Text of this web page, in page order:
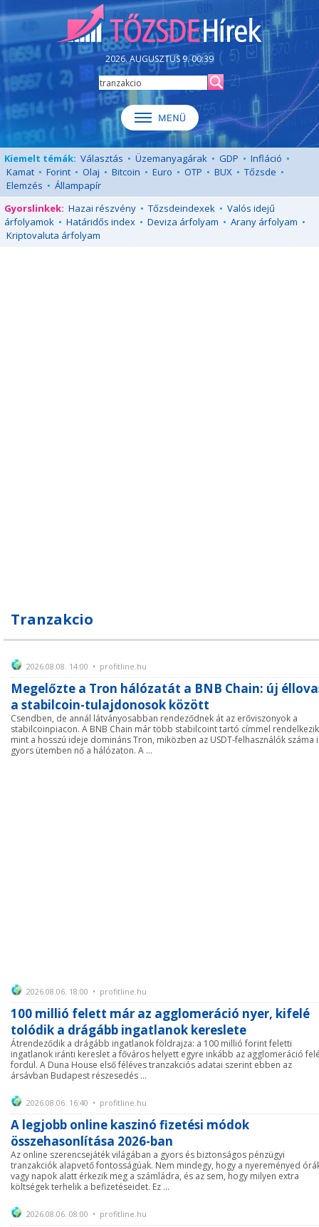
2026. AUGUSZTUS 9. 00:39
Kiemelt témák: Választás • Üzemanyagárak • GDP • Infláció •
Kamat • Forint • Olaj • Bitcoin • Euro • OTP • BUX • Tőzsde •
Elemzés • Állampapír
Gyorslinkek: Hazai részvény • Tőzsdeindexek • Valós idejű
árfolyamok • Határidős index • Deviza árfolyam • Arany árfolyam •
Kriptovaluta árfolyam
Tranzakcio
2026.08.08. 14:00 • profitline.hu
Megelőzte a Tron hálózatát a BNB Chain: új
a stabilcoin-tulajdonosok között
Csendben, de annál látványosabban rendeződnek át az erőviszonyok a
stabilcoinpiacon. A BNB Chain már több stabilcoint tartó címmel
mint a hosszú ideje domináns Tron, miközben az USDT-felhasználók száma
gyors ütemben nő a hálózaton. A ...
2026.08.06. 18:00 • profitline.hu
100 millió felett már az agglomeráció nyer, kifelé
tolódik a drágább ingatlanok kereslete
Átrendeződik a drágább ingatlanok földrajza: a 100 millió forint feletti
ingatlanok iránti kereslet a főváros helyett egyre inkább az agglomeráció
fordul. A Duna House első féléves tranzakciós adatai szerint ebben az
ársávban Budapest részesedés ...
2026.08.06. 16:40 • profitline.hu
A legjobb online kaszinó fizetési módok
összehasonlítása 2026-ban
Az online szerencsejáték világában a gyors és biztonságos pénzügyi
tranzakciók alapvető fontosságúak. Nem mindegy, hogy a nyereményed
vagy napok alatt érkezik meg a számládra, és az sem, hogy milyen extra
költségek terhelik a befizetéseidet. Ez ...
2026.08.06. 08:00 • profitline.hu